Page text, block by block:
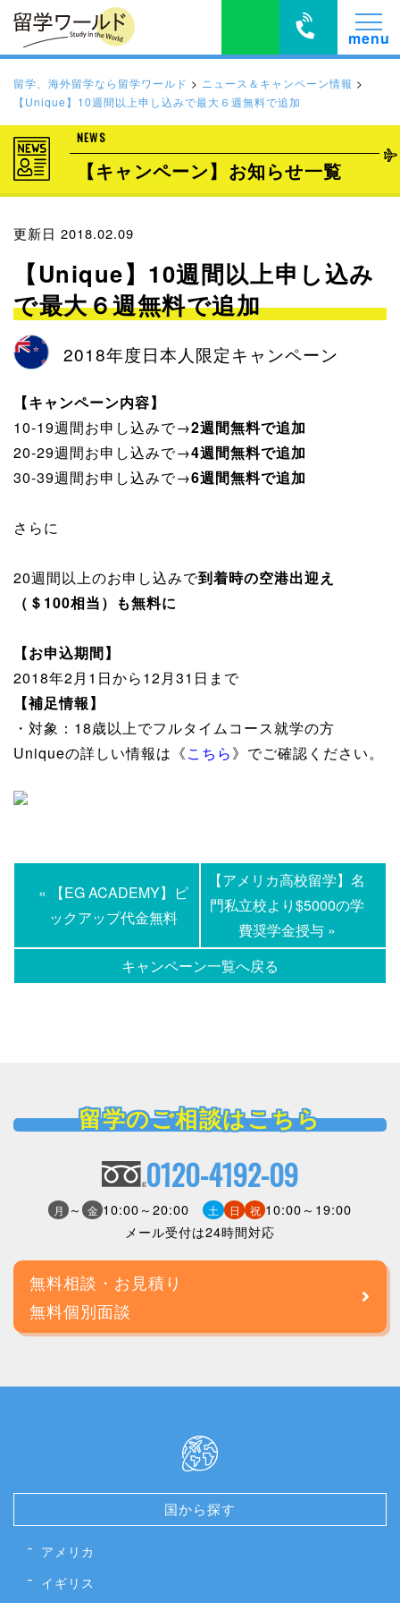
留学、海外留学なら留学ワールド > ニュース＆キャンペーン情報 >
【Unique】10週間以上申し込みで最大６週無料で追加
NEWS
【キャンペーン】お知らせ一覧
更新日 2018.02.09
【Unique】10週間以上申し込み
で最大６週無料で追加
2018年度日本人限定キャンペーン
【キャンペーン内容】
10-19週間お申し込みで→2週間無料で追加
20-29週間お申し込みで→4週間無料で追加
30-39週間お申し込みで→6週間無料で追加
さらに
20週間以上のお申し込みで到着時の空港出迎え
（＄100相当）も無料に
【お申込期間】
2018年2月1日から12月31日まで
【補足情報】
・対象：18歳以上でフルタイムコース就学の方
Uniqueの詳しい情報は《こちら》でご確認ください。
« 【EG ACADEMY】ピ
ックアップ代金無料
キャンペーン一覧へ戻る
【アメリカ高校留学】名
門私立校より$5000の学
費奨学金授与 »
留学のご相談はこちら
0120-4192-09
月 ～ 金 10:00～20:00 土 日 祝 10:00～19:00
メール受付は24時間対応
無料相談・お見積り
無料個別面談
国から探す
アメリカ
イギリス